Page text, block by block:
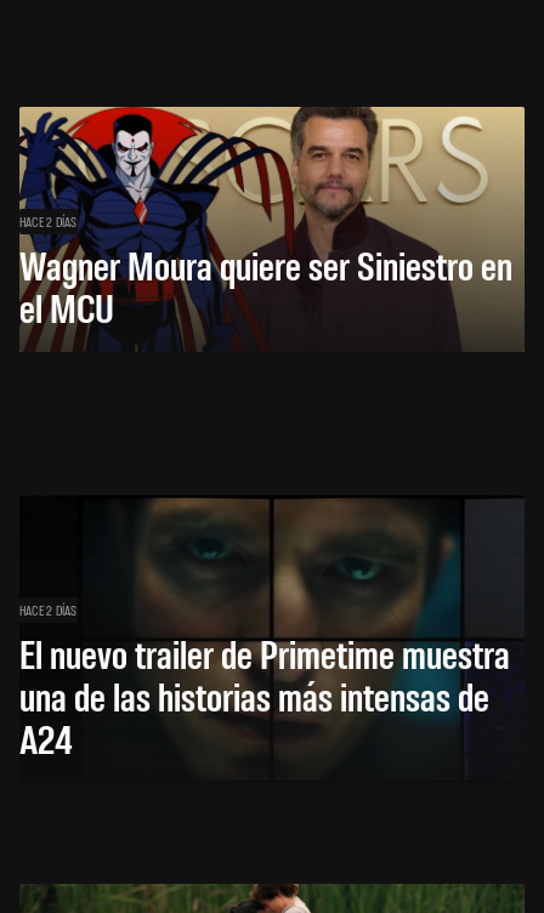
HACE 2 DÍAS
Wagner Moura quiere ser Siniestro en
el MCU
HACE 2 DÍAS
El nuevo trailer de Primetime muestra
una de las historias más intensas de
A24